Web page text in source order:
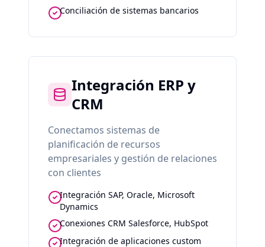
Conciliación de sistemas bancarios
Integración ERP y
CRM
Conectamos sistemas de
planificación de recursos
empresariales y gestión de relaciones
con clientes
Integración SAP, Oracle, Microsoft
Dynamics
Conexiones CRM Salesforce, HubSpot
Integración de aplicaciones custom